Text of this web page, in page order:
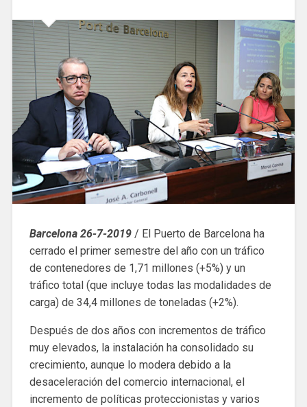
Barcelona 26-7-2019/ El Puerto de Barcelona ha
cerrado el primer semestre del año con un tráfico
de contenedores de 1,71 millones (+5%) y un
tráfico total (que incluye todas las modalidades de
carga) de 34,4 millones de toneladas (+2%).
Después de dos años con incrementos de tráfico
muy elevados, la instalación ha consolidado su
crecimiento, aunque lo modera debido a la
desaceleración del comercio internacional, el
incremento de políticas proteccionistas y varios